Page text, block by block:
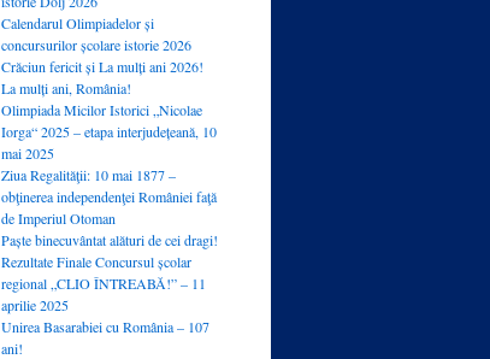
Calendarul Olimpiadelor și
concursurilor școlare istorie 2026
Crăciun fericit și La mulți ani 2026!
La mulți ani, România!
Olimpiada Micilor Istorici „Nicolae
Iorga“ 2025 – etapa interjudețeană, 10
mai 2025
Ziua Regalităţii: 10 mai 1877 –
obţinerea independenţei României faţă
de Imperiul Otoman
Paște binecuvântat alături de cei dragi!
Rezultate Finale Concursul școlar
regional „CLIO ÎNTREABĂ!” – 11
aprilie 2025
Unirea Basarabiei cu România – 107
ani!